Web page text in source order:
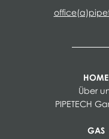
HOME
Über
PIPETECH
GAS